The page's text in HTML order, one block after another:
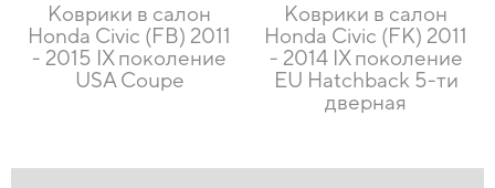
Коврики в салон
Honda Civic (FB) 2011
- 2015 IX поколение
USA Coupe
Коврики в салон
Honda Civic (FK) 2011
- 2014 IX поколение
EU Hatchback 5-ти
дверная